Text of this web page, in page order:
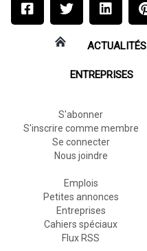
ACTUALITÉS
ENTREPRISES
S'abonner
S'inscrire comme membre
Se connecter
Nous joindre
Emplois
Petites annonces
Entreprises
Cahiers spéciaux
Flux RSS